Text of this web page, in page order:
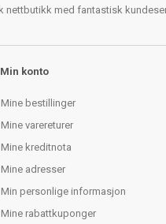
nettbutikk med fantastisk
Min konto
Mine bestillinger
Mine varereturer
Mine kreditnota
Mine adresser
Min personlige informasjon
Mine rabattkuponger